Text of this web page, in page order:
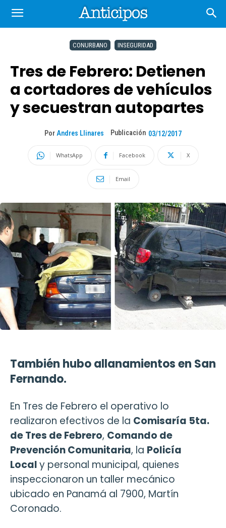
CONURBANO INSEGURIDAD
Tres de Febrero: Detienen
a cortadores de vehículos
y secuestran autopartes
Por Andres Llinares Publicación 03/12/2017
WhatsApp Facebook X
Email
También hubo allanamientos en San
Fernando.
En Tres de Febrero el operativo lo
realizaron efectivos de la Comisaría 5ta.
de Tres de Febrero, Comando de
Prevención Comunitaria, la Policía
Localy personal municipal, quienes
inspeccionaron un taller mecánico
ubicado en Panamá al 7900, Martín
Coronado.